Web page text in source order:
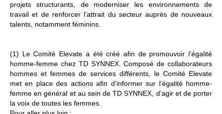
projets structurants, de moderniser les environnements de
travail et de renforcer l’attrait du secteur auprès de nouveaux
talents, notamment féminins.
(1) Le Comité Elevate a été créé afin de promouvoir l’égalité
homme-femme chez TD SYNNEX. Composé de collaborateurs
hommes et femmes de services différents, le Comité Elevate
met en place des actions afin d’informer sur l’égalité homme-
femme en général et au sein de TD SYNNEX, d’agir et de porter
la voix de toutes les femmes.